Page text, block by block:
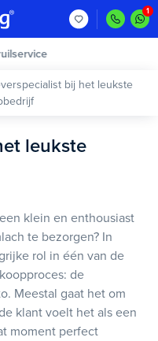
bij het leukste
leukste
klein en enthousiast
te bezorgen? In
rol in één van de
de
Meestal gaat het om
klant voelt het als een
moment perfect